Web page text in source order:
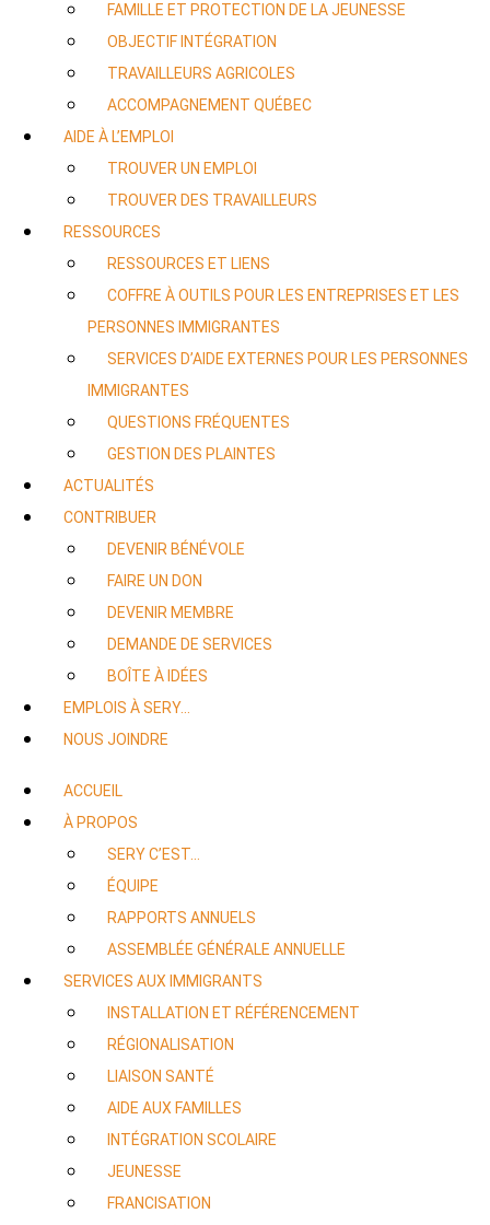
FAMILLE ET PROTECTION DE LA JEUNESSE
OBJECTIF INTÉGRATION
TRAVAILLEURS AGRICOLES
ACCOMPAGNEMENT QUÉBEC
AIDE À L’EMPLOI
TROUVER UN EMPLOI
TROUVER DES TRAVAILLEURS
RESSOURCES
RESSOURCES ET LIENS
COFFRE À OUTILS POUR LES ENTREPRISES ET LES
PERSONNES IMMIGRANTES
SERVICES D’AIDE EXTERNES POUR LES PERSONNES
IMMIGRANTES
QUESTIONS FRÉQUENTES
GESTION DES PLAINTES
ACTUALITÉS
CONTRIBUER
DEVENIR BÉNÉVOLE
FAIRE UN DON
DEVENIR MEMBRE
DEMANDE DE SERVICES
BOÎTE À IDÉES
EMPLOIS À SERY…
NOUS JOINDRE
ACCUEIL
À PROPOS
SERY C’EST…
ÉQUIPE
RAPPORTS ANNUELS
ASSEMBLÉE GÉNÉRALE ANNUELLE
SERVICES AUX IMMIGRANTS
INSTALLATION ET RÉFÉRENCEMENT
RÉGIONALISATION
LIAISON SANTÉ
AIDE AUX FAMILLES
INTÉGRATION SCOLAIRE
JEUNESSE
FRANCISATION